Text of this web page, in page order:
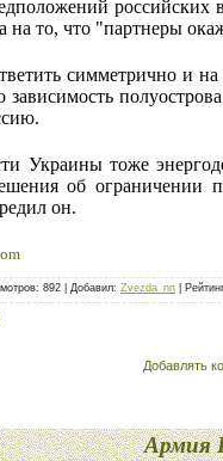
российских
на то, что "партнеры
симметрично и
Украины тоже
об ограничении
он.
: 892 Добавил: Zvezda_nn Рейтинг
Добавлять
Армия